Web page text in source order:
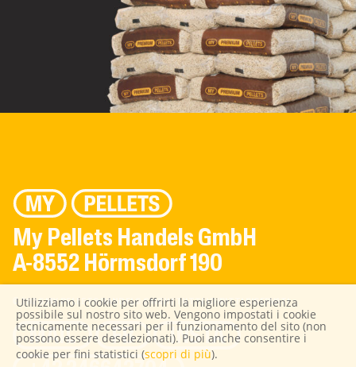
My Pellets Handels GmbH
A-8552 Hörmsdorf 190
© 2026 MY PELLETS HANDELS GMBH | TUTTI I DIRITTI RISERVATI
MAIL FB
INSTA
Utilizziamo i cookie per offrirti la migliore esperienza
possibile sul nostro sito web. Vengono impostati i cookie
tecnicamente necessari per il funzionamento del sito (non
possono essere deselezionati). Puoi anche consentire i
cookie per fini statistici (scopri di più).